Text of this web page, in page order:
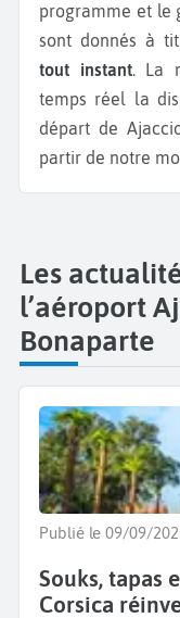
programme et le
sont donnés à
tout instant. La
temps réel la
départ de
partir de notre
Les
l’aéroport
Bonaparte
Publié le 09/09/
Souks, tapas
Corsica